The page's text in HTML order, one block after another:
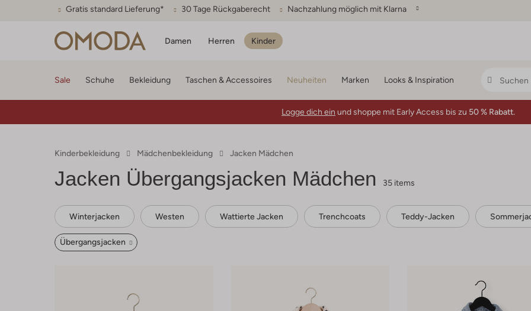
Gratis standard Lieferung* 30 Tage Rückgaberecht Nachzahlung möglich mit Klarna
Damen Herren Kinder
Sale Schuhe Bekleidung Taschen & Accessoires Neuheiten Marken Looks & Inspiration
Logge dich ein und shoppe mit Early Access bis zu 50 % Rabatt.
Kinderbekleidung Mädchenbekleidung Jacken Mädchen
Jacken Übergangsjacken Mädchen 35 items
Winterjacken Westen Wattierte Jacken Trenchcoats Teddy-Jacken
Übergangsjacken